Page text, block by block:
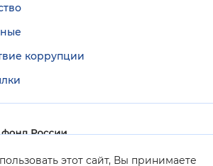
этот сайт, Вы принимаете
коррупции